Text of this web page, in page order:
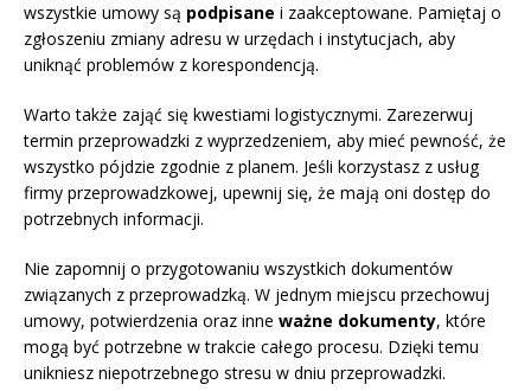
wszystkie umowy są podpisane i zaakceptowane. Pamiętaj o
zgłoszeniu zmiany adresu w urzędach i instytucjach, aby
uniknąć problemów z korespondencją.
Warto także zająć się kwestiami logistycznymi. Zarezerwuj
termin przeprowadzki z wyprzedzeniem, aby mieć pewność, że
wszystko pójdzie zgodnie z planem. Jeśli korzystasz z usług
firmy przeprowadzkowej, upewnij się, że mają oni dostęp do
potrzebnych informacji.
Nie zapomnij o przygotowaniu wszystkich dokumentów
związanych z przeprowadzką. W jednym miejscu przechowuj
umowy, potwierdzenia oraz inne ważne dokumenty, które
mogą być potrzebne w trakcie całego procesu. Dzięki temu
unikniesz niepotrzebnego stresu w dniu przeprowadzki.